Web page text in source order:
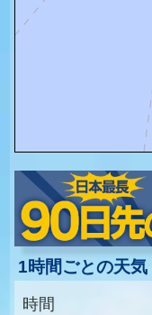
1時間ごとの天気
時間